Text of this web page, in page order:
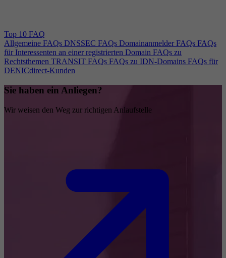
Top 10 FAQ
Allgemeine FAQs DNSSEC FAQs Domainanmelder FAQs FAQs
für Interessenten an einer registrierten Domain FAQs zu
Rechtsthemen TRANSIT FAQs FAQs zu IDN-Domains FAQs für
DENICdirect-Kunden
Sie haben ein Anliegen?
Wir weisen den Weg zur richtigen Anlaufstelle